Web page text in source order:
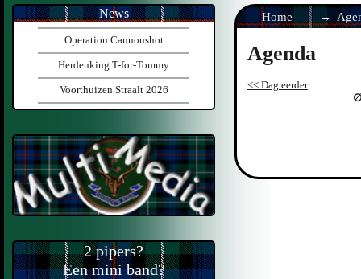
Home
Agenda
<< Dag eerder
News
Operation Cannonshot
Herdenking T-for-Tommy
Voorthuizen Straalt 2026
2 pipers?
Een mini band?